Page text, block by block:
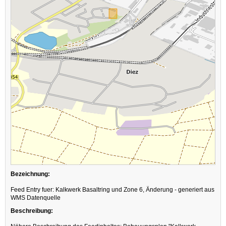
Bezeichnung:
Feed Entry fuer: Kalkwerk Basaltring und Zone 6, Änderung - generiert aus
WMS Datenquelle
Beschreibung: